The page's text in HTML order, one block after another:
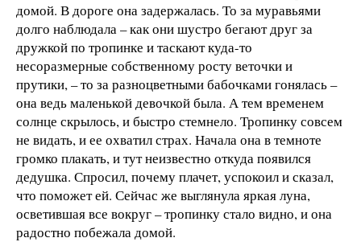
домой. В дороге она задержалась. То за муравьями
долго наблюдала – как они шустро бегают друг за
дружкой по тропинке и таскают куда-то
несоразмерные собственному росту веточки и
прутики, – то за разноцветными бабочками гонялась –
она ведь маленькой девочкой была. А тем временем
солнце скрылось, и быстро стемнело. Тропинку совсем
не видать, и ее охватил страх. Начала она в темноте
громко плакать, и тут неизвестно откуда появился
дедушка. Спросил, почему плачет, успокоил и сказал,
что поможет ей. Сейчас же выглянула яркая луна,
осветившая все вокруг – тропинку стало видно, и она
радостно побежала домой.